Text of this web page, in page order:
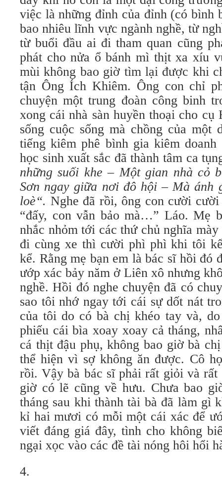
việc là những đỉnh của đỉnh (có bình
bao nhiêu lĩnh vực ngành nghề, từ
từ buổi đầu ai đi tham quan cũng
phát cho nửa ổ bánh mì thịt xa xíu
mùi không bao giờ tìm lại được khi
tận Ông Ích Khiêm. Ông con chỉ
chuyện một trung đoàn công binh
xong cái nhà sàn huyền thoại cho cụ
sống cuộc sống mà chồng của một
tiếng kiêm phê bình gia kiêm
học sinh xuất sắc đã thành tâm ca
những suối khe – Một gian nhà cỏ
Sơn ngay giữa nơi đô hội – Mà ánh
loè“. Nghe đã rồi, ông con cười cười
“đấy, con vẫn bảo mà…” Láo. Mẹ
nhắc nhỏm tới các thứ chủ nghĩa
đi cùng xe thì cười phì phì khi tôi
kể. Rằng mẹ bạn em là bác sĩ hồi đó
ướp xác bảy năm ở Liên xô nhưng
nghề. Hồi đó nghe chuyện đã có
sao tôi nhớ ngay tới cái sự dốt nát
của tôi do có bà chị khéo tay và,
phiếu cái bìa xoay xoay cả tháng,
cá thịt đậu phụ, không bao giờ bà
thể hiện vì sợ không ăn được. Cô
rồi. Vậy bà bác sĩ phải rất giỏi và rất
giờ có lẽ cũng về hưu. Chưa bao
tháng sau khi thành tài bà đã làm gì
kỉ hai mươi có mỗi một cái xác để
viết đáng giá đây, tình cho không
ngại xọc vào các đề tài nóng hôi hổi
4.